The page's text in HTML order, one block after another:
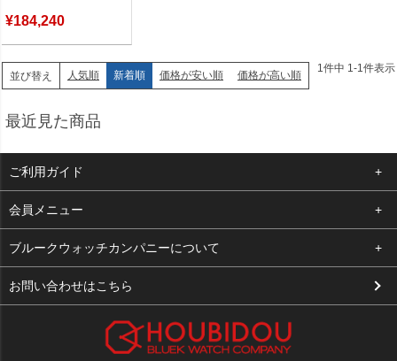
¥184,240
並び替え 人気順 新着順 価格が安い順 価格が高い順
1 件中 1 -1 件表示
最近見た商品
ご利用ガイド
よくある質問
支払い・送料
お客様の声
会員メニュー
ログイン
お気に入り
ブルークウォッチカンパニーについて
会社概要
お問い合わせはこちら